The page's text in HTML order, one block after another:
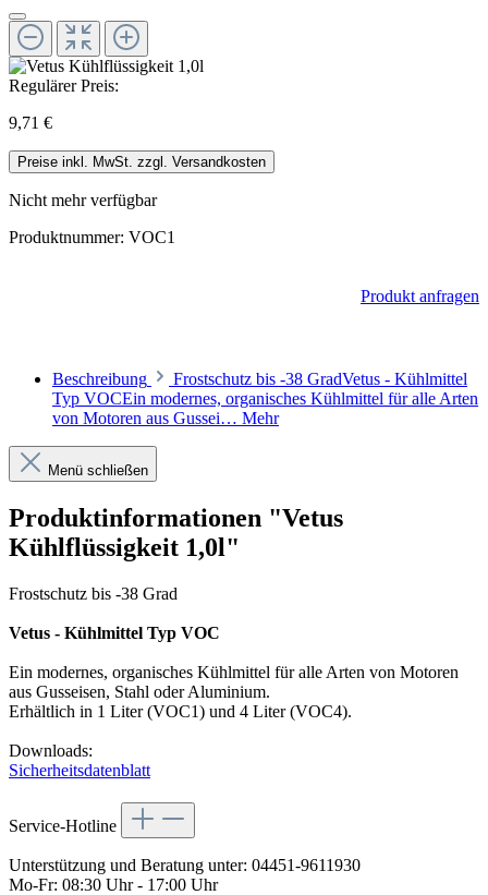
Regulärer Preis:
9,71 €
Preise inkl. MwSt. zzgl. Versandkosten
Nicht mehr verfügbar
Produktnummer: VOC1
Produkt anfragen
Beschreibung
Frostschutz bis -38 GradVetus - Kühlmittel
Typ VOCEin modernes, organisches Kühlmittel für alle Arten
von Motoren aus Gussei… Mehr
Menü schließen
Produktinformationen "Vetus
Kühlflüssigkeit 1,0l"
Frostschutz bis -38 Grad
Vetus - Kühlmittel Typ VOC
Ein modernes, organisches Kühlmittel für alle Arten von Motoren
aus Gusseisen, Stahl oder Aluminium.
Erhältlich in 1 Liter (VOC1) und 4 Liter (VOC4).
Downloads:
Sicherheitsdatenblatt
Service-Hotline
Unterstützung und Beratung unter: 04451-9611930
Mo-Fr: 08:30 Uhr - 17:00 Uhr